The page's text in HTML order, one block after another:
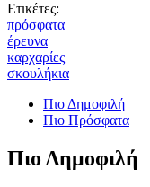
Ετικέτες:
πρόσφατα
έρευνα
καρχαρίες
σκουλήκια
Πιο Δημοφιλή
Πιο Πρόσφατα
Πιο Δημοφιλή